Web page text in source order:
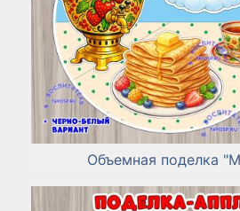
Объемная поделка